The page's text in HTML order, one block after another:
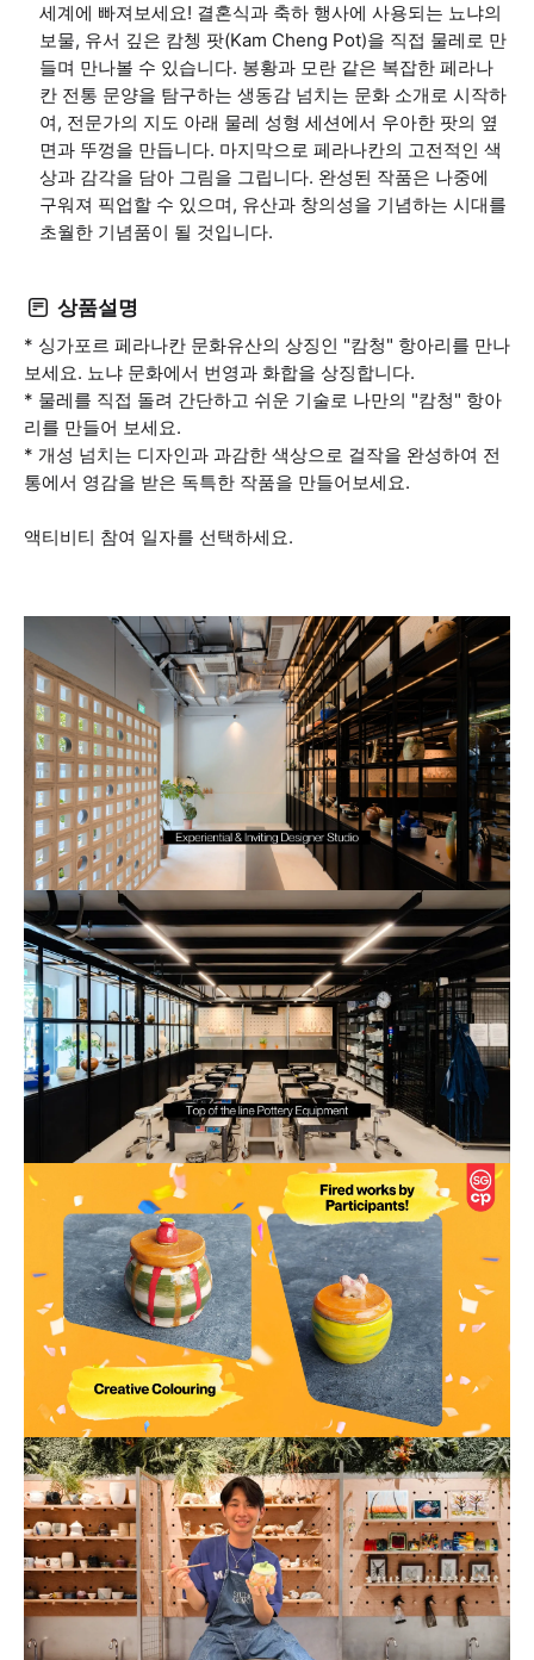
세계에 빠져보세요! 결혼식과 축하 행사에 사용되는 뇨냐의
보물, 유서 깊은 캄쳉 팟(Kam Cheng Pot)을 직접 물레로 만
들며 만나볼 수 있습니다. 봉황과 모란 같은 복잡한 페라나
칸 전통 문양을 탐구하는 생동감 넘치는 문화 소개로 시작하
여, 전문가의 지도 아래 물레 성형 세션에서 우아한 팟의 옆
면과 뚜껑을 만듭니다. 마지막으로 페라나칸의 고전적인 색
상과 감각을 담아 그림을 그립니다. 완성된 작품은 나중에
구워져 픽업할 수 있으며, 유산과 창의성을 기념하는 시대를
초월한 기념품이 될 것입니다.
상품설명
* 싱가포르 페라나칸 문화유산의 상징인 "캄청" 항아리를 만나
보세요. 뇨냐 문화에서 번영과 화합을 상징합니다.
* 물레를 직접 돌려 간단하고 쉬운 기술로 나만의 "캄청" 항아
리를 만들어 보세요.
* 개성 넘치는 디자인과 과감한 색상으로 걸작을 완성하여 전
통에서 영감을 받은 독특한 작품을 만들어보세요.
액티비티 참여 일자를 선택하세요.